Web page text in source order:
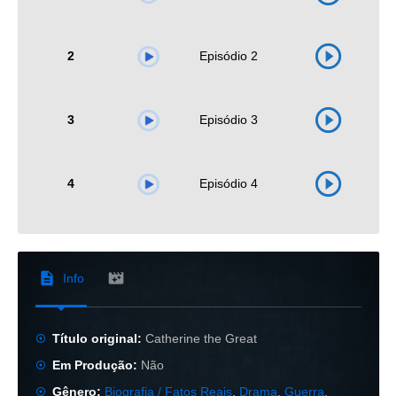
2 Episódio 2
3 Episódio 3
4 Episódio 4
Info
Título original:Catherine the Great
Em Produção: Não
Gênero: Biografia / Fatos Reais Drama ,Guerra